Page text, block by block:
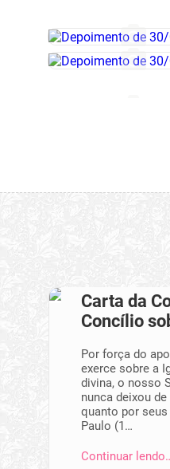
Carta da
Concílio
Por força do
exerce sobre a
divina, o nosso
nunca deixou
quanto por
Paulo (1…
Continuar